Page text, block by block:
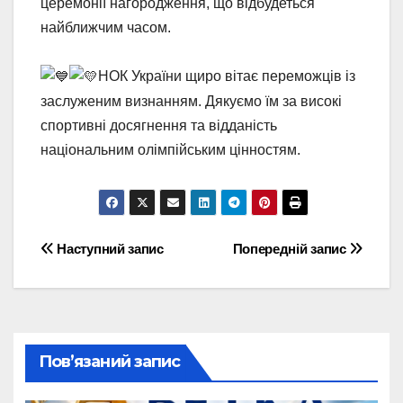
церемонії нагородження, що відбудеться
найближчим часом.
НОК України щиро вітає переможців із
заслуженим визнанням. Дякуємо їм за високі
спортивні досягнення та відданість
національним олімпійським цінностям.
Навігація
записів
Попередній запис
Наступний запис
Пов’язаний запис